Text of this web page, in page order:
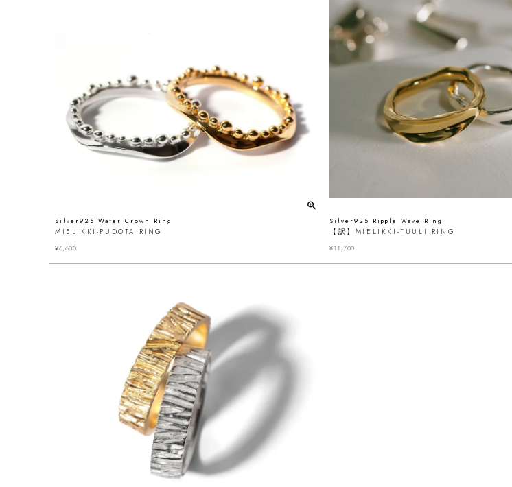
Silver925 Water Crown Ring
MIELIKKI-PUDOTA RING
¥6,600
Silver925 Ripple Wave Ring
【訳】MIELIKKI-TUULI RING
¥11,700